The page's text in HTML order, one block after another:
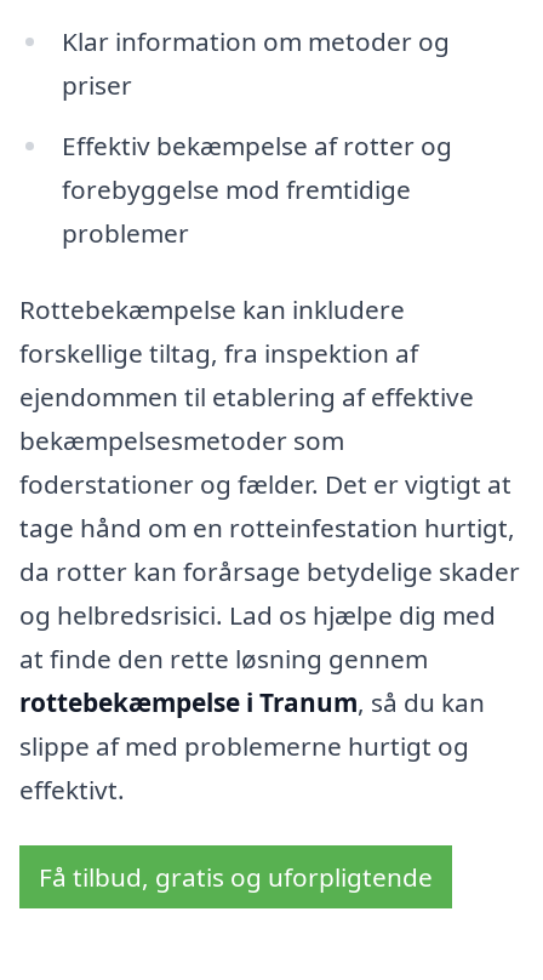
Klar information om metoder og
priser
Effektiv bekæmpelse af rotter og
forebyggelse mod fremtidige
problemer
Rottebekæmpelse kan inkludere
forskellige tiltag, fra inspektion af
ejendommen til etablering af effektive
bekæmpelsesmetoder som
foderstationer og fælder. Det er vigtigt at
tage hånd om en rotteinfestation hurtigt,
da rotter kan forårsage betydelige skader
og helbredsrisici. Lad os hjælpe dig med
at finde den rette løsning gennem
rottebekæmpelse i Tranum, så du kan
slippe af med problemerne hurtigt og
effektivt.
Få tilbud, gratis og uforpligtende